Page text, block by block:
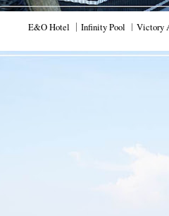
E&O Hotel ｜Infinity Pool ︱Victory